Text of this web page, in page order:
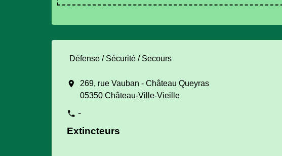
Défense / Sécurité / Secours
location_on
269, rue Vauban - Château Queyras
05350 Château-Ville-Vieille
phone -
Extincteurs